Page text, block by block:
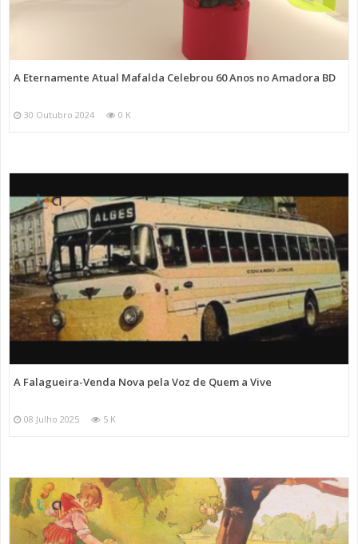
A Eternamente Atual Mafalda Celebrou 60 Anos no Amadora BD
30 Outubro 2024 0 K
A Falagueira-Venda Nova pela Voz de Quem a Vive
08 Julho 2025 5 K